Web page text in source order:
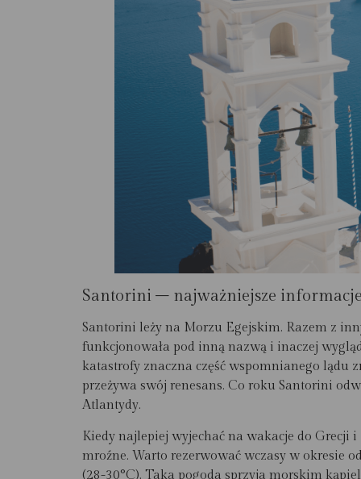
Santorini – najważniejsze
Santorini leży na Morzu Egejskim. Razem z
funkcjonowała pod inną nazwą i inaczej
katastrofy znaczna część wspomnianego lądu
przeżywa swój renesans. Co roku Santorini
Atlantydy.
Kiedy najlepiej wyjechać na wakacje do Grecji
mroźne. Warto rezerwować wczasy w okresie
(28-30°C). Taka pogoda sprzyja morskim